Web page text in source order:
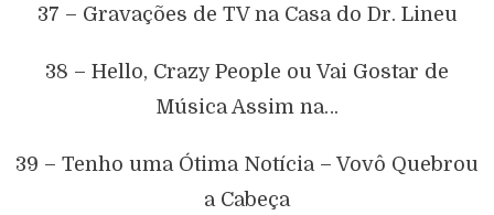
37 – Gravações de TV na Casa do Dr. Lineu
38 – Hello, Crazy People ou Vai Gostar de
Música Assim na…
39 – Tenho uma Ótima Notícia – Vovô Quebrou
a Cabeça